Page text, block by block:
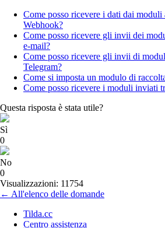
Come posso ricevere i dati dai
Webhook?
Come posso ricevere gli invii dei
e-mail?
Come posso ricevere gli invii di
Telegram?
Come si imposta un modulo di
Come posso ricevere i moduli inviati
Questa risposta è stata utile?
Sì
0
No
0
Visualizzazioni: 11754
← All'elenco delle domande
Tilda.cc
Centro assistenza